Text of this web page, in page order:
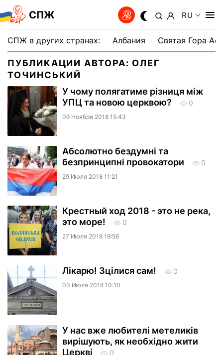
СПЖ RU
СПЖ в других странах: Албания Святая Гора
ПУБЛИКАЦИИ АВТОРА: ОЛЕГ
ТОЧИНСЬКИЙ
У чому полягатиме різниця між
УПЦ та новою церквою?
0
06 Ноября 2018 15:43
Абсолютно бездумні та
безпринципні провокатори
0
29 Июля 2018 11:21
Крестный ход 2018 - это не река,
это море!
0
27 Июля 2018 19:56
Лікарю! Зцілися сам! 0
03 Июля 2018 10:10
У нас вже любителі метеликів
вирішують, як необхідно жити
Церкві
0